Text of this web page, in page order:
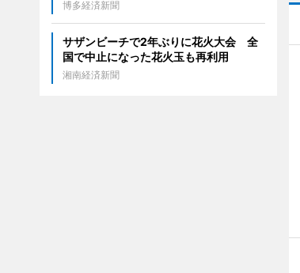
博多経済新聞
サザンビーチで2年ぶりに花火大会 全
国で中止になった花火玉も再利用
湘南経済新聞